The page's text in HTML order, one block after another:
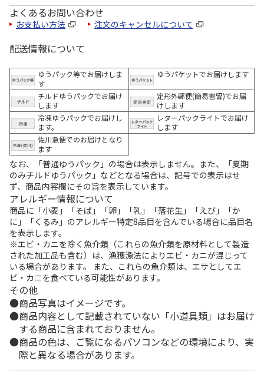
よくあるお問い合わせ
お支払い方法 注文のキャンセルについて
配送情報について
ゆうパック等でお届けしま
す
ゆうパケットでお届けします
チルドゆうパックでお届け
します
定形外郵便(簡易書留)でお届
けします
冷凍ゆうパックでお届けし
ます。
レターパックライトでお届け
します
佐川急便でのお届けとなり
ます
なお、「普通ゆうパック」の場合は表示しません。また、「夏期
のみチルドゆうパック」などとなる場合は、記号での表示はせ
ず、商品内容欄にその旨を表示しています。
アレルギー情報について
商品に「小麦」「そば」「卵」「乳」「落花生」「えび」「か
に」「くるみ」のアレルギー特定8品目を含んでいる場合に品目名
を表示します。
※エビ・カニを除く魚介類（これらの魚介類を原材料として製造
された加工品も含む）は、漁獲漁法によりエビ・カニが混じって
いる場合があります。 また、これらの魚介類は、エサとしてエ
ビ・カニを食べている可能性があります。
その他
商品写真はイメージです。
商品内容として記載されていない「小道具類」はお届け
する商品に含まれておりません。
商品の色は、ご覧になるパソコンなどの環境により、実
際と異なる場合があります。